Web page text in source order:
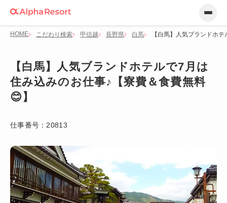
HOME こだわり検索 甲信越 長野県 白馬 【白馬】人気ブランドホ
【白馬】人気ブランドホテルで7月は
住み込みのお仕事♪【寮費＆食費無料
😊】
仕事番号： 20813